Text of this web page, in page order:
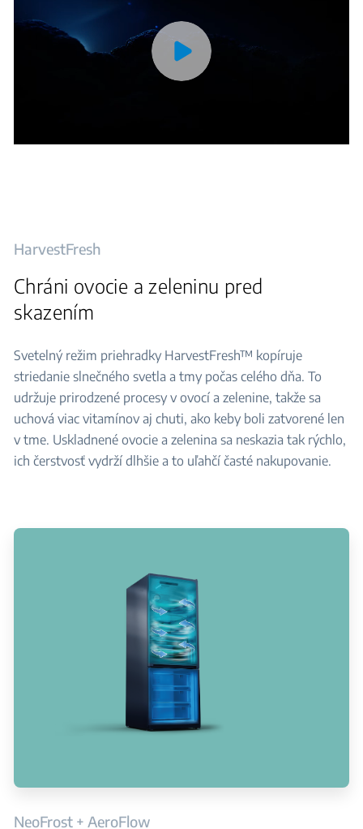
HarvestFresh
Chráni ovocie a zeleninu pred
skazením
Svetelný režim priehradky HarvestFresh™ kopíruje
striedanie slnečného svetla a tmy počas celého dňa. To
udržuje prirodzené procesy v ovocí a zelenine, takže sa
uchová viac vitamínov aj chuti, ako keby boli zatvorené len
v tme. Uskladnené ovocie a zelenina sa neskazia tak rýchlo,
ich čerstvosť vydrží dlhšie a to uľahčí časté nakupovanie.
NeoFrost + AeroFlow